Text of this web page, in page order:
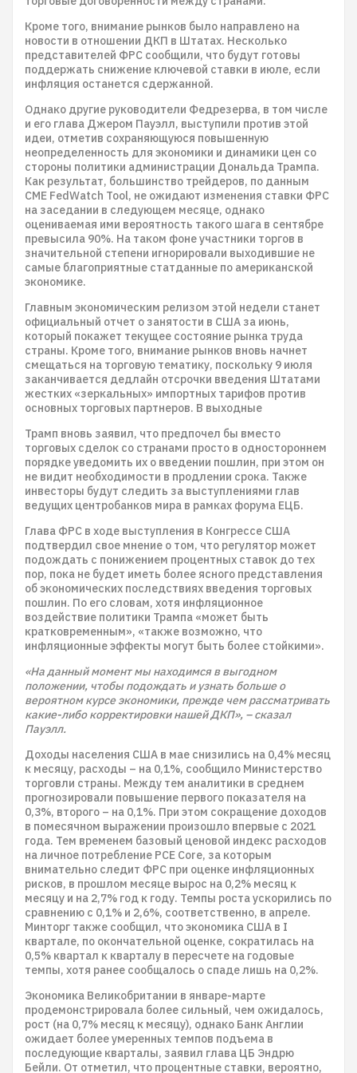
Кроме того, внимание рынков было направлено на
новости в отношении ДКП в Штатах. Несколько
представителей ФРС сообщили, что будут готовы
поддержать снижение ключевой ставки в июле, если
инфляция останется сдержанной.
Однако другие руководители Федрезерва, в том числе
и его глава Джером Пауэлл, выступили против этой
идеи, отметив сохраняющуюся повышенную
неопределенность для экономики и динамики цен со
стороны политики администрации Дональда Трампа.
Как результат, большинство трейдеров, по данным
CME FedWatch Tool, не ожидают изменения ставки ФРС
на заседании в следующем месяце, однако
оцениваемая ими вероятность такого шага в сентябре
превысила 90%. На таком фоне участники торгов в
значительной степени игнорировали выходившие не
самые благоприятные статданные по американской
экономике.
Главным экономическим релизом этой недели станет
официальный отчет о занятости в США за июнь,
который покажет текущее состояние рынка труда
страны. Кроме того, внимание рынков вновь начнет
смещаться на торговую тематику, поскольку 9 июля
заканчивается дедлайн отсрочки введения Штатами
жестких «зеркальных» импортных тарифов против
основных торговых партнеров. В выходные
Трамп вновь заявил, что предпочел бы вместо
торговых сделок со странами просто в одностороннем
порядке уведомить их о введении пошлин, при этом он
не видит необходимости в продлении срока. Также
инвесторы будут следить за выступлениями глав
ведущих центробанков мира в рамках форума ЕЦБ.
Глава ФРС в ходе выступления в Конгрессе США
подтвердил свое мнение о том, что регулятор может
подождать с понижением процентных ставок до тех
пор, пока не будет иметь более ясного представления
об экономических последствиях введения торговых
пошлин. По его словам, хотя инфляционное
воздействие политики Трампа «может быть
кратковременным», «также возможно, что
инфляционные эффекты могут быть более стойкими».
«На данный момент мы находимся в выгодном
положении, чтобы подождать и узнать больше о
вероятном курсе экономики, прежде чем рассматривать
какие-либо корректировки нашей ДКП», – сказал
Пауэлл.
Доходы населения США в мае снизились на 0,4% месяц
к месяцу, расходы – на 0,1%, сообщило Министерство
торговли страны. Между тем аналитики в среднем
прогнозировали повышение первого показателя на
0,3%, второго – на 0,1%. При этом сокращение доходов
в помесячном выражении произошло впервые с 2021
года. Тем временем базовый ценовой индекс расходов
на личное потребление PCE Core, за которым
внимательно следит ФРС при оценке инфляционных
рисков, в прошлом месяце вырос на 0,2% месяц к
месяцу и на 2,7% год к году. Темпы роста ускорились по
сравнению с 0,1% и 2,6%, соответственно, в апреле.
Минторг также сообщил, что экономика США в I
квартале, по окончательной оценке, сократилась на
0,5% квартал к кварталу в пересчете на годовые
темпы, хотя ранее сообщалось о спаде лишь на 0,2%.
Экономика Великобритании в январе-марте
продемонстрировала более сильный, чем ожидалось,
рост (на 0,7% месяц к месяцу), однако Банк Англии
ожидает более умеренных темпов подъема в
последующие кварталы, заявил глава ЦБ Эндрю
Бейли. От отметил, что процентные ставки, вероятно,